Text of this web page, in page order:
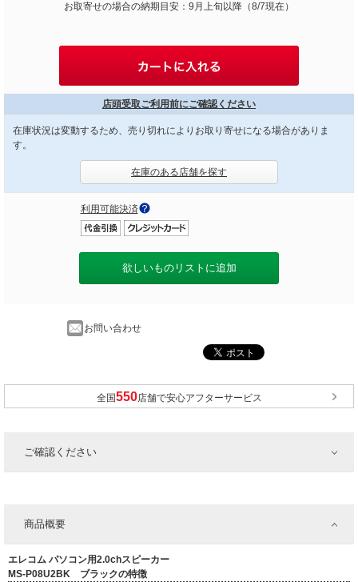
お取寄せの場合の納期目安：9月上旬以降（8/7現在）
店頭受取ご利用前にご確認ください
在庫状況は変動するため、売り切れによりお取り寄せになる場合がありま
す。
在庫のある店舗を探す
利用可能決済
欲しいものリストに追加
お問い合わせ
全国 店舗で安心アフターサービス
ご確認ください
商品概要
エレコム パソコン用2.0chスピーカー
MS-P08U2BK ブラックの特徴